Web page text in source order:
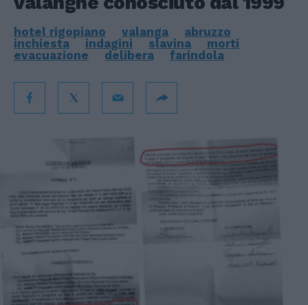
hotel rigopiano valanga
abruzzo
inchiesta
indagini slavina
morti
evacuazione
delibera farindola